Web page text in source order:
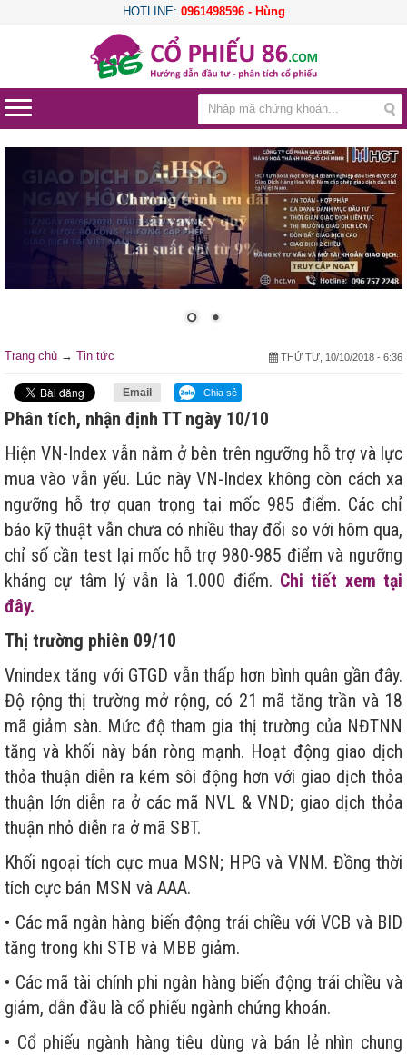
HOTLINE: 0961498596 - Hùng
Trang chủ → Tin tức THỨ TƯ, 10/10/2018 - 6:36
Email Chia sẻ
Phân tích, nhận định TT ngày 10/10
Hiện VN-Index vẫn nằm ở bên trên ngưỡng hỗ trợ và lực
mua vào vẫn yếu. Lúc này VN-Index không còn cách xa
ngưỡng hỗ trợ quan trọng tại mốc 985 điểm. Các chỉ
báo kỹ thuật vẫn chưa có nhiều thay đổi so với hôm qua,
chỉ số cần test lại mốc hỗ trợ 980-985 điểm và ngưỡng
kháng cự tâm lý vẫn là 1.000 điểm. Chi tiết xem tại
đây.
Thị trường phiên 09/10
Vnindex tăng với GTGD vẫn thấp hơn bình quân gần đây.
Độ rộng thị trường mở rộng, có 21 mã tăng trần và 18
mã giảm sàn. Mức độ tham gia thị trường của NĐTNN
tăng và khối này bán ròng mạnh. Hoạt động giao dịch
thỏa thuận diễn ra kém sôi động hơn với giao dịch thỏa
thuận lớn diễn ra ở các mã NVL & VND; giao dịch thỏa
thuận nhỏ diễn ra ở mã SBT.
Khối ngoại tích cực mua MSN; HPG và VNM. Đồng thời
tích cực bán MSN và AAA.
• Các mã ngân hàng biến động trái chiều với VCB và BID
tăng trong khi STB và MBB giảm.
• Các mã tài chính phi ngân hàng biến động trái chiều và
giảm, dẫn đầu là cổ phiếu ngành chứng khoán.
• Cổ phiếu ngành hàng tiêu dùng và bán lẻ nhìn chung